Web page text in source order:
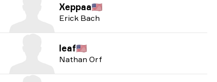
Xeppaa🇺🇸
Erick Bach
leaf🇺🇸
Nathan Orf